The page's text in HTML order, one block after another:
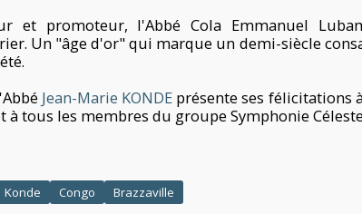
et promoteur, l'Abbé Cola Emmanuel
Un "âge d'or" qui marque un demi-siècle
Jean-Marie KONDE présente ses félicitations
à tous les membres du groupe Symphonie
Konde Congo
Brazzaville